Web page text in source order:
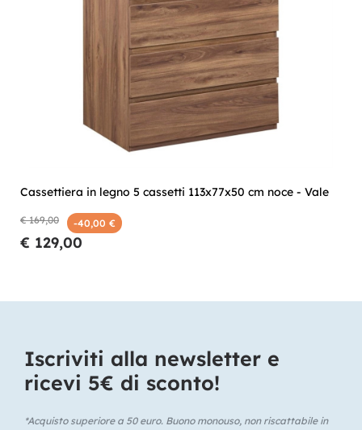
Cassettiera in legno 5 cassetti 113x77x50 cm noce - Vale
€ 169,00 -40,00 €
€ 129,00
Iscriviti alla newsletter e
ricevi 5€ di sconto!​
*Acquisto superiore a 50 euro. Buono monouso, non riscattabile in